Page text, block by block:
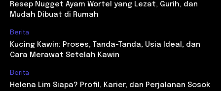
Resep Nugget Ayam Wortel yang Lezat, Gurih, dan
Mudah Dibuat di Rumah
Berita
Kucing Kawin: Proses, Tanda-Tanda, Usia Ideal, dan
Cara Merawat Setelah Kawin
Berita
Helena Lim Siapa? Profil, Karier, dan Perjalanan Sosok